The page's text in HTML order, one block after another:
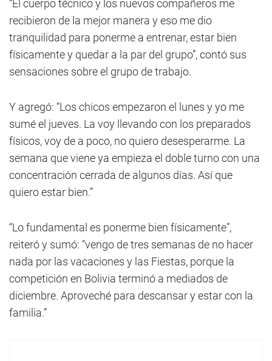
“El cuerpo técnico y los nuevos compañeros me
recibieron de la mejor manera y eso me dio
tranquilidad para ponerme a entrenar, estar bien
físicamente y quedar a la par del grupo”, contó sus
sensaciones sobre el grupo de trabajo.
Y agregó: “Los chicos empezaron el lunes y yo me
sumé el jueves. La voy llevando con los preparados
físicos, voy de a poco, no quiero desesperarme. La
semana que viene ya empieza el doble turno con una
concentración cerrada de algunos días. Así que
quiero estar bien.”
“Lo fundamental es ponerme bien físicamente”,
reiteró y sumó: “vengo de tres semanas de no hacer
nada por las vacaciones y las Fiestas, porque la
competición en Bolivia terminó a mediados de
diciembre. Aproveché para descansar y estar con la
familia.”